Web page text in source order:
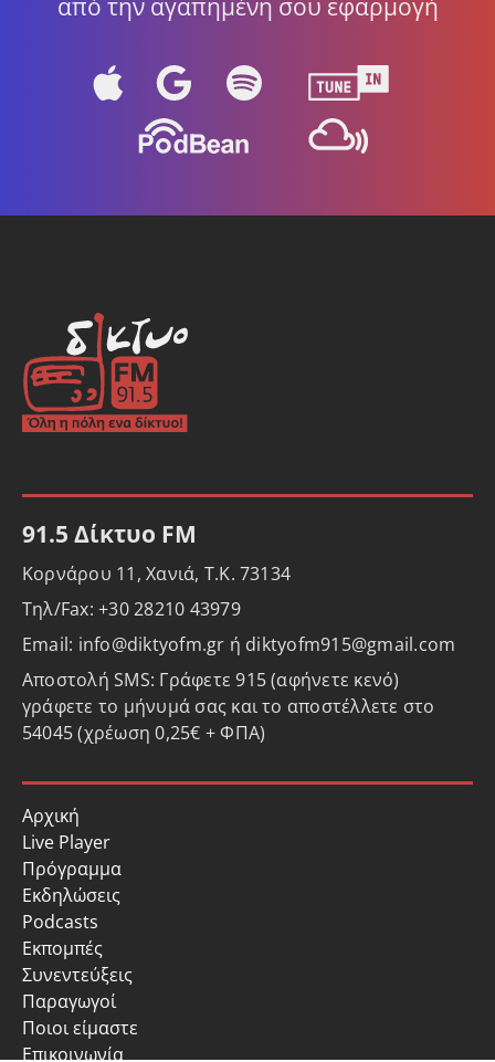
91.5 Δίκτυο FM
Κορνάρου 11, Χανιά, Τ.Κ. 73134
Τηλ/Fax: +30 28210 43979
Email: info@diktyofm.gr ή diktyofm915@gmail.com
Αποστολή SMS: Γράφετε 915 (αφήνετε κενό)
γράφετε το μήνυμά σας και το αποστέλλετε στο
54045 (χρέωση 0,25€ + ΦΠΑ)
Αρχική
Live Player
Πρόγραμμα
Εκδηλώσεις
Podcasts
Εκπομπές
Συνεντεύξεις
Παραγωγοί
Ποιοι είμαστε
Επικοινωνία